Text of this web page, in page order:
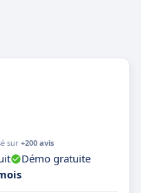
sur +200 avis
Démo gratuite